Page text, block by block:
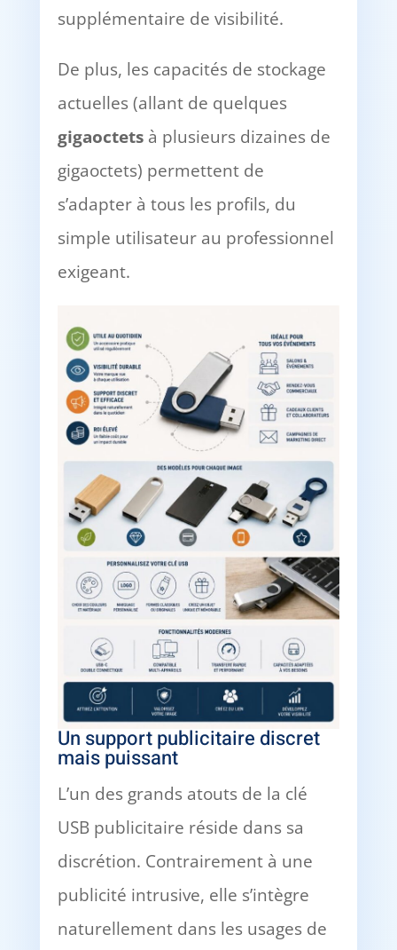
supplémentaire de visibilité.
De plus, les capacités de stockage
actuelles (allant de quelques
gigaoctets à plusieurs dizaines de
gigaoctets) permettent de
s’adapter à tous les profils, du
simple utilisateur au professionnel
exigeant.
Un support publicitaire discret
mais puissant
L’un des grands atouts de la clé
USB publicitaire réside dans sa
discrétion. Contrairement à une
publicité intrusive, elle s’intègre
naturellement dans les usages de